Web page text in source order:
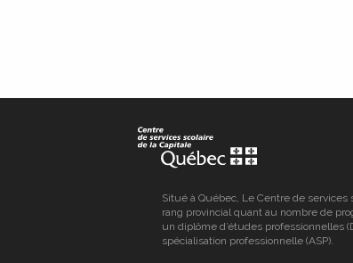
Situé à Québec, Le Centre de services
rang provincial quant au nombre de
un diplôme d’études professionnelles
spécialisation professionnelle (ASP).